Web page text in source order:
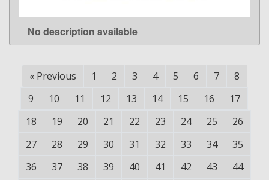
LEARN MORE
No description available
« Previous 1 2 3 4 5 6 7
8
9
10 11 12 13 14 15 16
17
18
19 20 21 22 23 24 25
26
27
28 29 30 31 32 33 34
35
36
37 38 39 40 41 42 43
44